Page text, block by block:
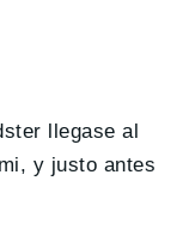
llegase al
y justo antes